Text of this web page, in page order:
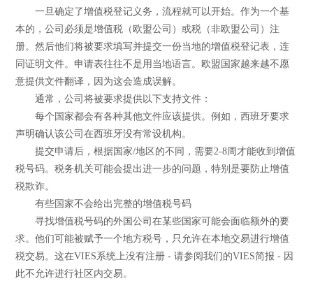
一旦确定了增值税登记义务，流程就可以开始。作为一个基
本的，公司必须是增值税（欧盟公司）或税（非欧盟公司）注
册。然后他们将被要求填写并提交一份当地的增值税登记表，连
同证明文件。申请表往往不是用当地语言。欧盟国家越来越不愿
意提供文件翻译，因为这会造成误解。
通常，公司将被要求提供以下支持文件：
每个国家都会有各种其他文件应该提供。例如，西班牙要求
声明确认该公司在西班牙没有常设机构。
提交申请后，根据国家/地区的不同，需要2-8周才能收到增值
税号码。税务机关可能会提出进一步的问题，特别是要防止增值
税欺诈。
有些国家不会给出完整的增值税号码
寻找增值税号码的外国公司在某些国家可能会面临额外的要
求。他们可能被赋予一个地方税号，只允许在本地交易进行增值
税交易。这在VIES系统上没有注册 - 请参阅我们的VIES简报 - 因
此不允许进行社区内交易。